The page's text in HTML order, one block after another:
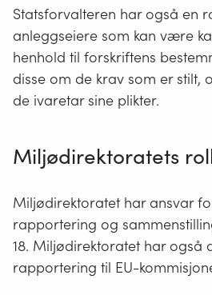
Statsforvalteren har også en
anleggseiere som kan være
henhold til forskriftens
disse om de krav som er stilt,
de ivaretar sine plikter.
Miljødirektoratets
Miljødirektoratet har ansvar
rapportering og
18. Miljødirektoratet har også
rapportering til EU-